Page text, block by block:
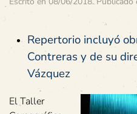
Repertorio incluyó
Contreras y de su
Vázquez
El Taller